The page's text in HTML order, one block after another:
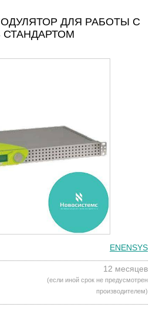
ДЛЯ РАБОТЫ С
СТАНДАРТОМ
ENENSYS
12 месяцев
(если иной срок не предусмотрен
производителем)